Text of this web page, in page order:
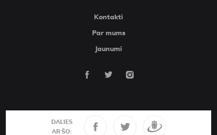
DALIES
AR ŠO:
Kontakti
Par mums
Jaunumi